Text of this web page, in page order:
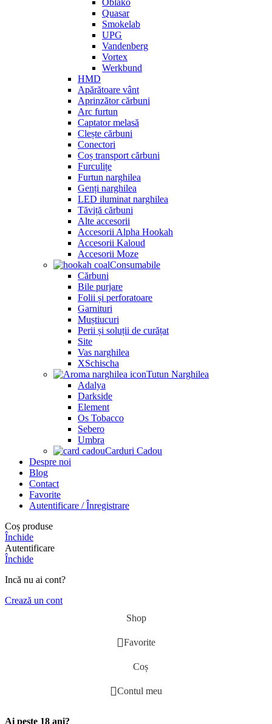
Quasar
Smokelab
UPG
Vandenberg
Vortex
Werkbund
HMD
Apărătoare vânt
Aprinzător cărbuni
Arc furtun
Captator melasă
Clește cărbuni
Conectori
Coș transport cărbuni
Furculițe
Furtun narghilea
Genți narghilea
LED iluminat narghilea
Tăviță cărbuni
Alte accesorii
Accesorii Alpha Hookah
Accesorii Kaloud
Accesorii Moze
Consumabile
Cărbuni
Bile purjare
Folii și perforatoare
Garnituri
Muștiucuri
Perii și soluții de curățat
Site
Vas narghilea
XSchischa
Tutun Narghilea
Adalya
Darkside
Element
Os Tobacco
Sebero
Umbra
Carduri Cadou
Despre noi
Blog
Contact
Favorite
Autentificare / Înregistrare
Coș produse
Închide
Autentificare
Închide
Incă nu ai cont?
Crează un cont
Shop
Favorite
Coș
Contul meu
Ai peste 18 ani?